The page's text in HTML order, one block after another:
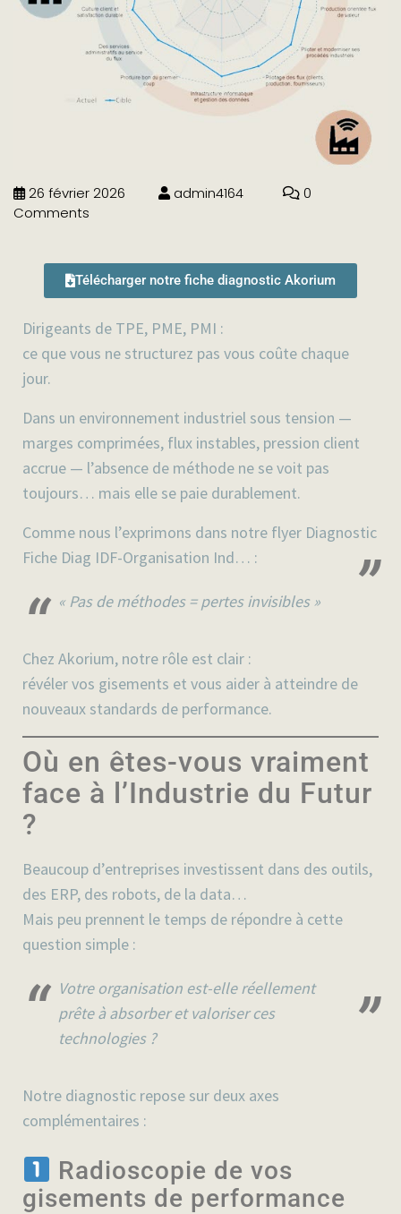
26 février 2026 admin4164
0
Comments
Télécharger notre fiche diagnostic Akorium
Dirigeants de TPE, PME, PMI :
ce que vous ne structurez pas vous coûte chaque
jour.
Dans un environnement industriel sous tension —
marges comprimées, flux instables, pression client
accrue — l’absence de méthode ne se voit pas
toujours… mais elle se paie durablement.
Comme nous l’exprimons dans notre flyer Diagnostic
Fiche Diag IDF-Organisation Ind… :
« Pas de méthodes = pertes invisibles »
Chez Akorium, notre rôle est clair :
révéler vos gisements et vous aider à atteindre de
nouveaux standards de performance.
Où en êtes-vous vraiment
face à l’Industrie du Futur
?
Beaucoup d’entreprises investissent dans des outils,
des ERP, des robots, de la data…
Mais peu prennent le temps de répondre à cette
question simple :
Votre organisation est-elle réellement
prête à absorber et valoriser ces
technologies ?
Notre diagnostic repose sur deux axes
complémentaires :
Radioscopie de vos
gisements de performance